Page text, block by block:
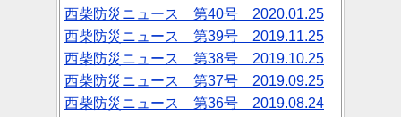
西柴防災ニュース 第40号 2020.01.25
西柴防災ニュース 第39号 2019.11.25
西柴防災ニュース 第38号 2019.10.25
西柴防災ニュース 第37号 2019.09.25
西柴防災ニュース 第36号 2019.08.24